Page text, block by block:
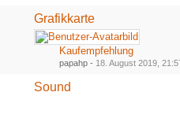
Grafikkarte
Kaufempfehlung
papahp - 18. August 2019,
Sound